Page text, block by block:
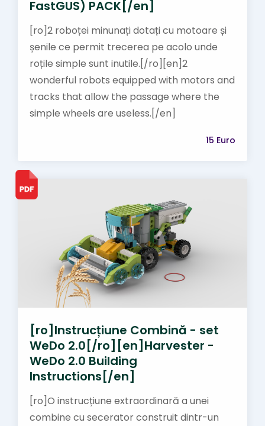
FastGUS) PACK[/en]
[ro]2 roboței minunați dotați cu motoare și
șenile ce permit trecerea pe acolo unde
roțile simple sunt inutile.[/ro][en]2
wonderful robots equipped with motors and
tracks that allow the passage where the
simple wheels are useless.[/en]
15 Euro
[ro]Instrucțiune Combină - set
WeDo 2.0[/ro][en]Harvester -
WeDo 2.0 Building
Instructions[/en]
[ro]O instrucțiune extraordinară a unei
combine cu secerator construit dintr-un